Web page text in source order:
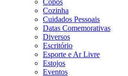
Copos
Cozinha
Cuidados Pessoais
Datas Comemorativas
Diversos
Escritório
Esporte e Ar Livre
Estojos
Eventos